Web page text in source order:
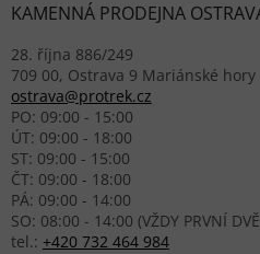
KAMENNÁ PRODEJNA
28. října 886/249
709 00, Ostrava 9 Mariánské hory
ostrava@protrek.cz
PO: 09:00 - 15:00
ÚT: 09:00 - 18:00
ST: 09:00 - 15:00
ČT: 09:00 - 18:00
PÁ: 09:00 - 14:00
SO: 08:00 - 14:00 (VŽDY PRVNÍ
tel.: +420 732 464 984